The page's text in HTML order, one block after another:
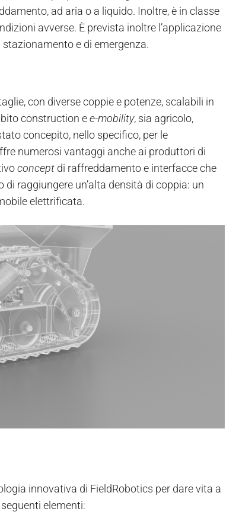
ad aria o a liquido. Inoltre, è in classe
avverse. È prevista inoltre l’applicazione
e di emergenza.
con diverse coppie e potenze, scalabili in
construction ee-mobility, sia agricolo,
concepito, nello specifico, per le
numerosi vantaggi anche ai produttori di
concept di raffreddamento e interfacce che
raggiungere un’alta densità di coppia: un
elettrificata.
innovativa di FieldRobotics per dare vita a
elementi: